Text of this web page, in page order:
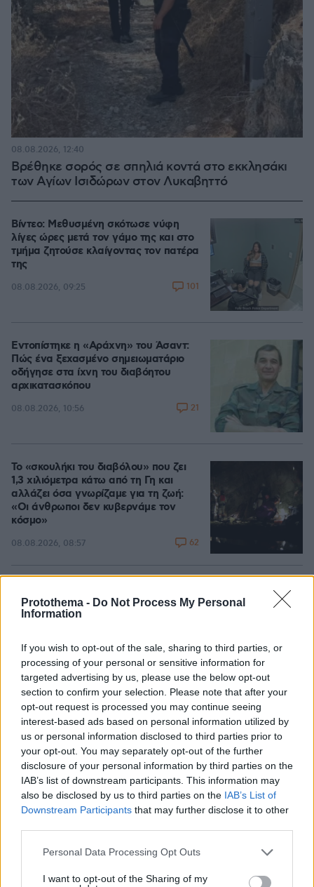
Protothema - Do Not Process My Personal
Information
If you wish to opt-out of the sale, sharing to third parties, or
processing of your personal or sensitive information for
targeted advertising by us, please use the below opt-out
section to confirm your selection. Please note that after your
opt-out request is processed you may continue seeing
interest-based ads based on personal information utilized by
us or personal information disclosed to third parties prior to
your opt-out. You may separately opt-out of the further
disclosure of your personal information by third parties on the
IAB’s list of downstream participants. This information may
also be disclosed by us to third parties on the IAB’s List of
Downstream Participants that may further disclose it to other
Please note that this website/app uses one or more Google
not limited to your visit or usage behaviour. You may click to
Personal Data Processing Opt Outs
I want to opt-out of the Sharing of my
Βρέθηκε σορός σε σπηλιά κοντά στο εκκλησάκι
των Αγίων Ισιδώρων στον Λυκαβηττό
08.08.2026, 12:40
Βίντεο: Μεθυσμένη σκότωσε νύφη
λίγες ώρες μετά τον γάμο της και στο
τμήμα ζητούσε κλαίγοντας τον πατέρα
της
08.08.2026, 09:25 101
Εντοπίστηκε η «Αράχνη» του Άσαντ:
Πώς ένα ξεχασμένο σημειωματάριο
οδήγησε στα ίχνη του διαβόητου
αρχικατασκόπου
08.08.2026, 10:56 21
Το «σκουλήκι του διαβόλου» που ζει
1,3 χιλιόμετρα κάτω από τη Γη και
αλλάζει όσα γνωρίζαμε για τη ζωή:
«Οι άνθρωποι δεν κυβερνάμε τον
κόσμο»
08.08.2026, 08:57 62
στις Σέρρες με νεκρούς μητέρα και
γιο: Τι λέει πραγματογνώμονας στο
08.08.2026, 08:36 181
Η φωτογραφία του Τσιτσιπά αγκαλιά
με τη σύντροφό του στην Ελβετία και
η βραδινή έξοδός τους για φαγητό
08.08.2026, 09:14
Ο «Δράκος» του Λονδίνου: 40χρονος
με προβλήματα όρασης σκότωνε και
βίαζε γυναίκες, η αστυνομία τον είχε
συλλάβει και τον άφησε ελεύθερο